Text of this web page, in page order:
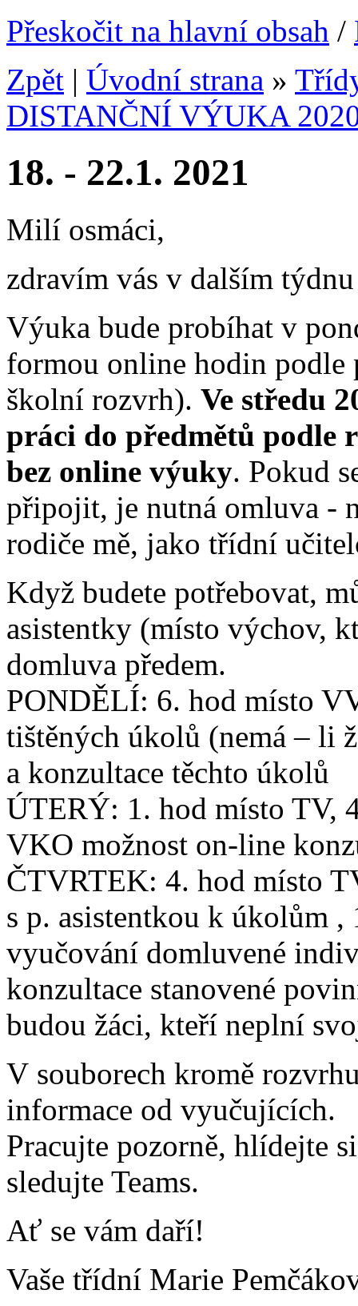
Přeskočit na hlavní obsah /
Zpět | Úvodní strana »
DISTANČNÍ VÝUKA
18. - 22.1. 2021
Milí osmáci,
zdravím vás v dalším
Výuka bude probíhat v
formou online hodin podle
školní rozvrh). Ve středu
práci do předmětů podle
bez online výuky. Pokud
připojit, je nutná omluva -
rodiče mě, jako třídní
Když budete potřebovat,
asistentky (místo výchov,
domluva předem.
PONDĚLÍ: 6. hod místo
tištěných úkolů (nemá – li
a konzultace těchto úkolů
ÚTERÝ: 1. hod místo TV,
VKO možnost on-line
ČTVRTEK: 4. hod místo
s p. asistentkou k úkolům
vyučování domluvené
konzultace stanovené
budou žáci, kteří neplní
V souborech kromě
informace od vyučujících.
Pracujte pozorně, hlídejte
sledujte Teams.
Ať se vám daří!
Vaše třídní Marie